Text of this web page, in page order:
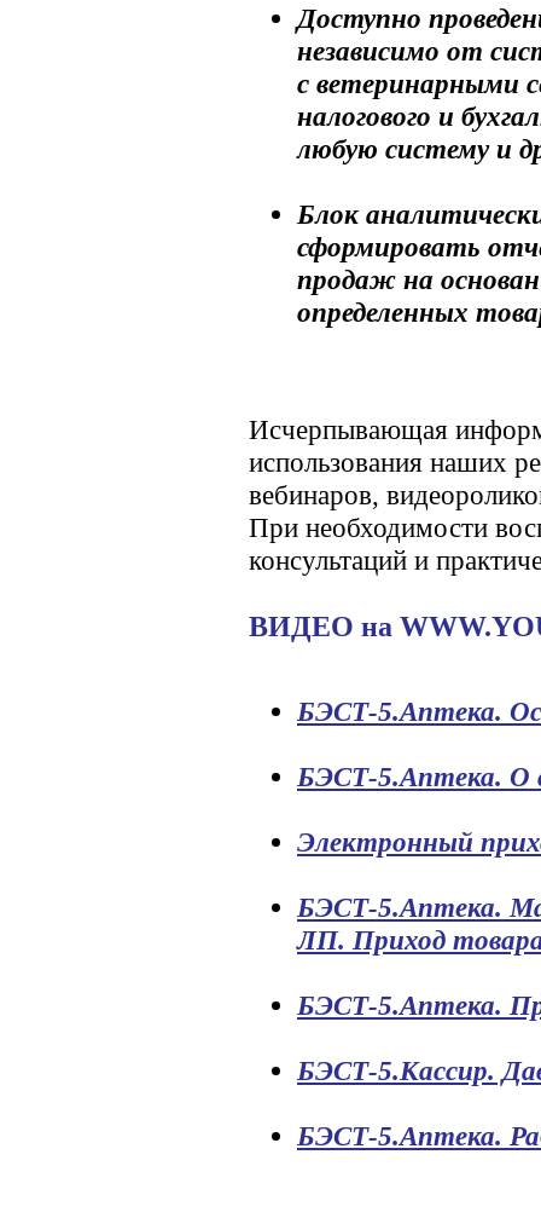
Доступно
независимо от
с ветеринарными
налогового и
любую систему и
Блок
сформировать
продаж на
определенных
Исчерпывающая
использования наших
вебинаров,
При необходимости
консультаций и
ВИДЕО на
БЭСТ-5.Аптека.
БЭСТ-5.Аптека. О
Электронный
БЭСТ-5.Аптека.
ЛП. Приход
БЭСТ-5.Аптека.
БЭСТ-5.Кассир.
БЭСТ-5.Аптека.